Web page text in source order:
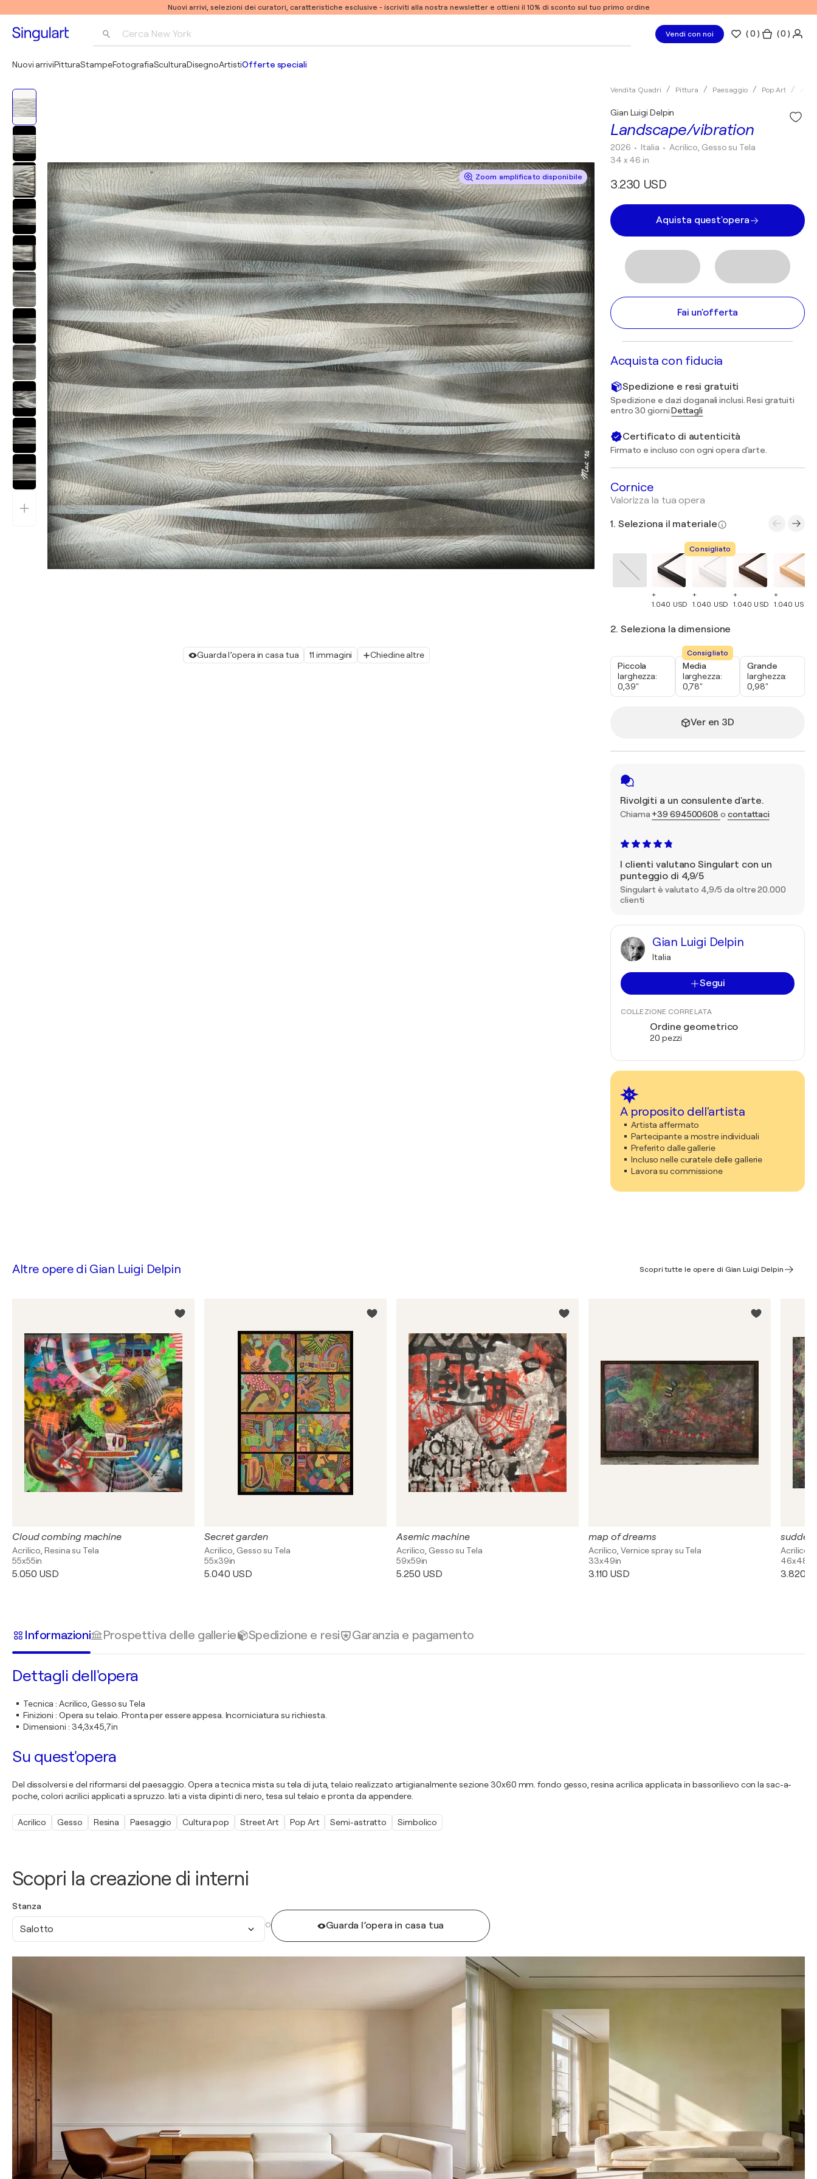
Nuovi arrivi, selezioni dei curatori, caratteristiche esclusive - iscriviti alla nostra newsletter e ottieni il 10% di sconto sul tuo primo ordine
Cerca New York Vendi con noi (0 ) ( 0 )
Nuovi arriviPitturaStampeFotografiaSculturaDisegnoArtistiOfferte speciali
Zoom amplificato disponibile
Guarda l’opera in casa tua 11 immagini Chiedine altre
Vendita Quadri Pittura Paesaggio Pop Art
Landscape/vibration
Gian Luigi Delpin
2026 • Italia •Acrilico, Gesso su Tela
34 x 46 in
3.230 USD
Aquista quest'opera
Fai un'offerta
Acquista con fiducia
Spedizione e resi gratuiti
Spedizione e dazi doganali inclusi. Resi gratuiti
entro 30 giorniDettagli
Certificato di autenticità
Firmato e incluso con ogni opera d'arte.
Cornice
Valorizza la tua opera
1. Seleziona il materiale
+
1.040 USD
Consigliato
+
1.040 USD
+
1.040 USD
+
1.040 USD
2. Seleziona la dimensione
Piccola
larghezza:
0,39"
Consigliato
Media
larghezza:
0,78"
Grande
larghezza:
0,98"
Ver en 3D
Rivolgiti a un consulente d'arte.
Chiama +39 694500608 o contattaci
I clienti valutano Singulart con un
punteggio di 4,9/5
Singulart è valutato 4,9/5 da oltre 20.000
clienti
Gian Luigi Delpin
Italia
Segui
COLLEZIONE CORRELATA
Ordine geometrico
20 pezzi
A proposito dell'artista
Artista affermato
Partecipante a mostre individuali
Preferito dalle gallerie
Incluso nelle curatele delle gallerie
Lavora su commissione
Scopri la creazione di interni
Stanza
Salotto O Guarda l’opera in casa tua
Altre opere di Gian Luigi Delpin Scopri tutte le opere di Gian Luigi Delpin
Cloud combing machine
Acrilico, Resina su Tela
55x55in
5.050 USD
Secret garden
Acrilico, Gesso su Tela
55x39in
5.040 USD
Asemic machine
Acrilico, Gesso su Tela
59x59in
5.250 USD
map of dreams
Acrilico, Vernice spray su Tela
33x49in
3.110 USD
sudden
Acrilico,
46x48in
3.820
Informazioni Prospettiva delle gallerie Spedizione e resi Garanzia e pagamento
Dettagli dell'opera
Tecnica :Acrilico, Gesso su Tela
Finizioni : Opera su telaio. Pronta per essere appesa. Incorniciatura su richiesta.
Dimensioni : 34,3x45,7in
Su quest'opera
Del dissolversi e del riformarsi del paesaggio. Opera a tecnica mista su tela di juta, telaio realizzato artigianalmente sezione 30x60 mm. fondo gesso, resina acrilica applicata in bassorilievo con la sac-a-
poche, colori acrilici applicati a spruzzo. lati a vista dipinti di nero, tesa sul telaio e pronta da appendere.
Acrilico Gesso Resina Paesaggio Cultura pop Street Art Pop Art Semi-astratto Simbolico